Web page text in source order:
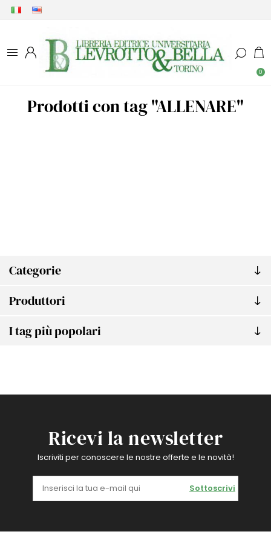
0
Categorie
Produttori
I tag più popolari
Prodotti con tag "ALLENARE"
Ricevi la newsletter
Iscriviti per conoscere le nostre offerte e le novità!
Sottoscrivi